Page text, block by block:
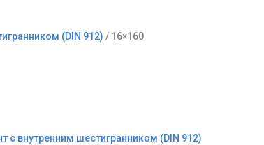
(DIN 912) / 16×160
с внутренним шестигранником (DIN 912)